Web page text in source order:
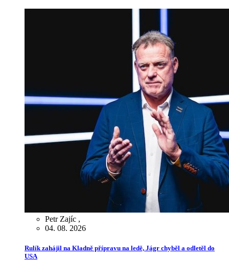
Petr Zajíc ,
04. 08. 2026
Rulík zahájil na Kladně přípravu na ledě, Jágr chyběl a odletěl do
USA